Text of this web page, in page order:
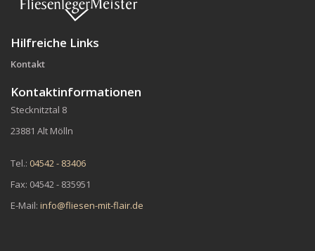
Hilfreiche Links
Kontakt
Kontaktinformationen
Stecknitztal 8
23881 Alt Mölln
Tel.: 04542 - 83406
Fax: 04542 - 835951
E-Mail: info@fliesen-mit-flair.de